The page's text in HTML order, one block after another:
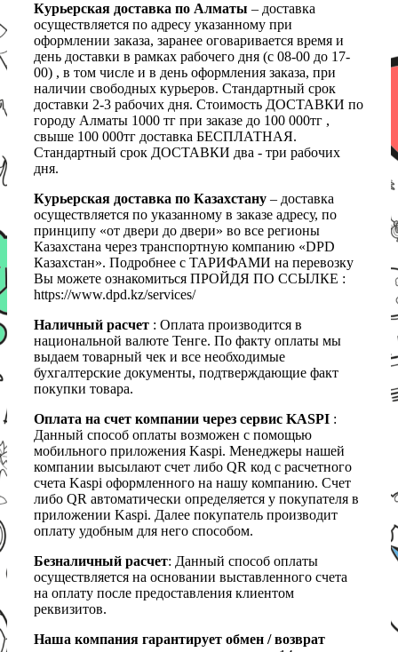
Курьерская доставка по Алматы – доставка
осуществляется по адресу указанному при
оформлении заказа, заранее оговаривается время и
день доставки в рамках рабочего дня (с 08-00 до 17-
00) , в том числе и в день оформления заказа, при
наличии свободных курьеров. Стандартный срок
доставки 2-3 рабочих дня. Стоимость ДОСТАВКИ по
городу Алматы 1000 тг при заказе до 100 000тг ,
свыше 100 000тг доставка БЕСПЛАТНАЯ.
Стандартный срок ДОСТАВКИ два - три рабочих
дня.
Курьерская доставка по Казахстану – доставка
осуществляется по указанному в заказе адресу, по
принципу «от двери до двери» во все регионы
Казахстана через транспортную компанию «DPD
Казахстан». Подробнее с ТАРИФАМИ на перевозку
Вы можете ознакомиться ПРОЙДЯ ПО ССЫЛКЕ :
https://www.dpd.kz/services/
Наличный расчет : Оплата производится в
национальной валюте Тенге. По факту оплаты мы
выдаем товарный чек и все необходимые
бухгалтерские документы, подтверждающие факт
покупки товара.
Оплата на счет компании через сервис KASPI :
Данный способ оплаты возможен с помощью
мобильного приложения Kaspi. Менеджеры нашей
компании высылают счет либо QR код с расчетного
счета Kaspi оформленного на нашу компанию. Счет
либо QR автоматически определяется у покупателя в
приложении Kaspi. Далее покупатель производит
оплату удобным для него способом.
Безналичный расчет: Данный способ оплаты
осуществляется на основании выставленного счета
на оплату после предоставления клиентом
реквизитов.
Наша компания гарантирует обмен / возврат